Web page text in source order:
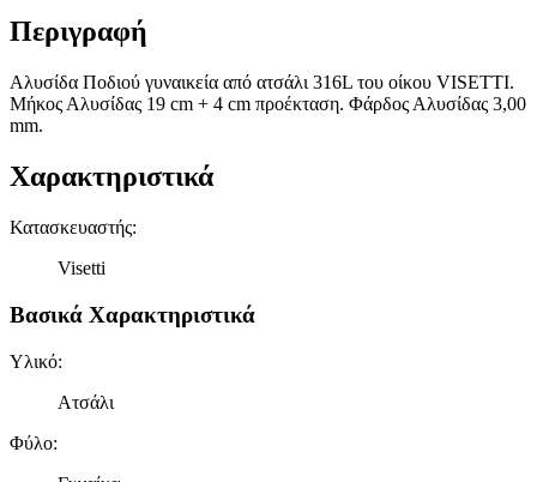
Περιγραφή
Αλυσίδα Ποδιού γυναικεία από ατσάλι 316L του οίκου VISETTI.
Μήκος Αλυσίδας 19 cm + 4 cm προέκταση. Φάρδος Αλυσίδας 3,00
mm.
Χαρακτηριστικά
Κατασκευαστής:
Visetti
Βασικά Χαρακτηριστικά
Υλικό:
Ατσάλι
Φύλο: